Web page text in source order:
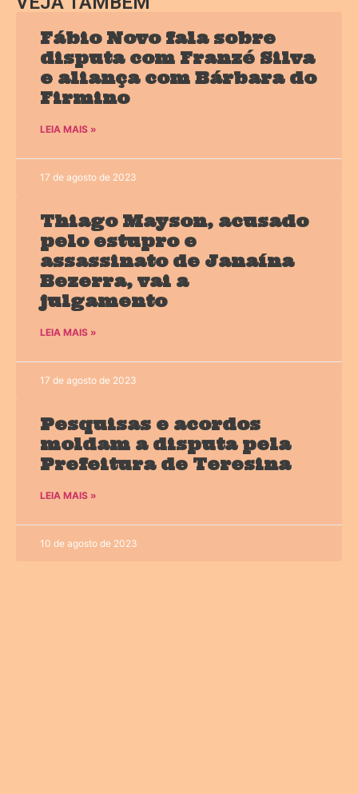
Fábio Novo fala sobre
disputa com Franzé Silva
e aliança com Bárbara do
Firmino
LEIA MAIS »
17 de agosto de 2023
Thiago Mayson, acusado
pelo estupro e
assassinato de Janaína
Bezerra, vai a
julgamento
LEIA MAIS »
17 de agosto de 2023
Pesquisas e acordos
moldam a disputa pela
Prefeitura de Teresina
LEIA MAIS »
10 de agosto de 2023